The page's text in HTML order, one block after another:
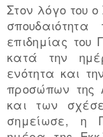
Στον λόγο του
επιδημίας
κατά την
ενότητα και
προσώπων της
και των
σημείωσε, η